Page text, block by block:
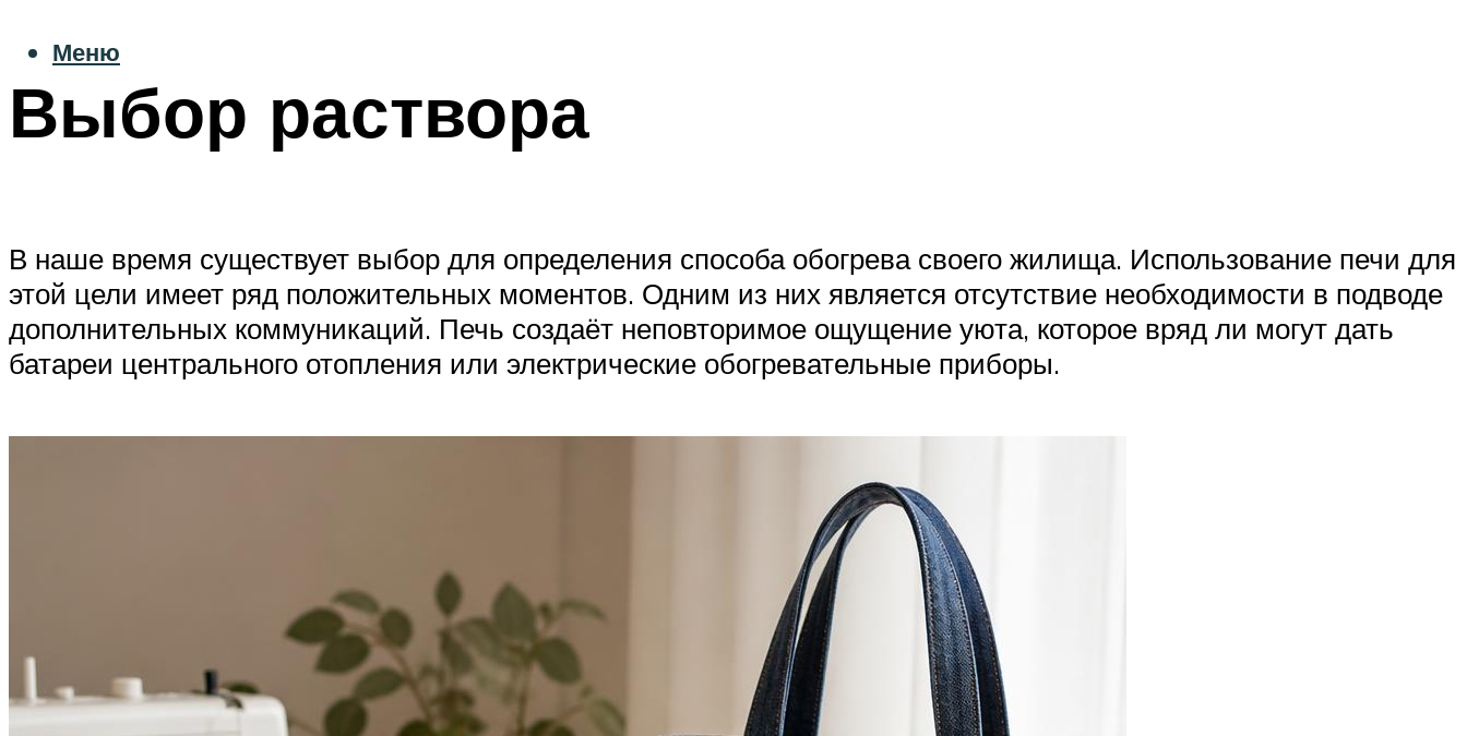
Меню
Выбор раствора
В наше время существует выбор для определения способа обогрева своего жилища. Использование печи для
этой цели имеет ряд положительных моментов. Одним из них является отсутствие необходимости в подводе
дополнительных коммуникаций. Печь создаёт неповторимое ощущение уюта, которое вряд ли могут дать
батареи центрального отопления или электрические обогревательные приборы.